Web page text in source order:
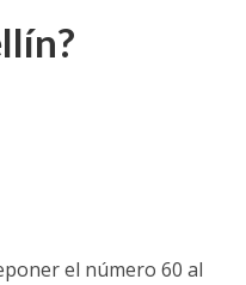
el número 60 al